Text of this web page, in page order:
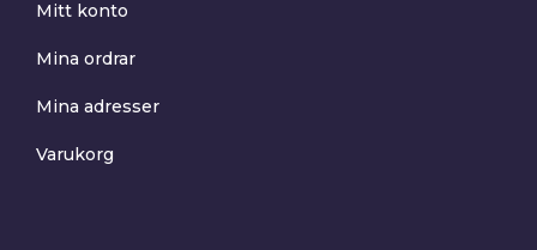
Mitt konto
Mina ordrar
Mina adresser
Varukorg